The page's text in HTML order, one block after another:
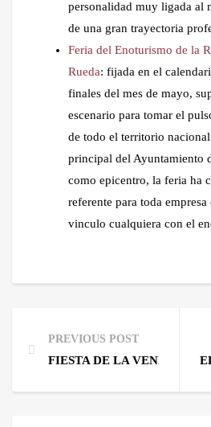
personalidad muy ligada
de una gran trayectoria
Feria del Enoturismo de la
Rueda: fijada en el
finales del mes de mayo,
escenario para tomar el
de todo el territorio
principal del Ayuntamiento
como epicentro, la feria ha
referente para toda
vinculo cualquiera con el
PREVIOUS POST
FIESTA DE LA VENDIMIA